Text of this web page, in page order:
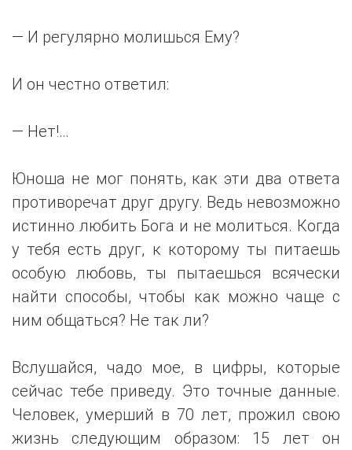
— И регулярно молишься Ему?
И он честно ответил:
— Нет!…
Юноша не мог понять, как эти два ответа
противоречат друг другу. Ведь невозможно
истинно любить Бога и не молиться. Когда
у тебя есть друг, к которому ты питаешь
особую любовь, ты пытаешься всячески
найти способы, чтобы как можно чаще с
ним общаться? Не так ли?
Вслушайся, чадо мое, в цифры, которые
сейчас тебе приведу. Это точные данные.
Человек, умерший в 70 лет, прожил свою
жизнь следующим образом: 15 лет он